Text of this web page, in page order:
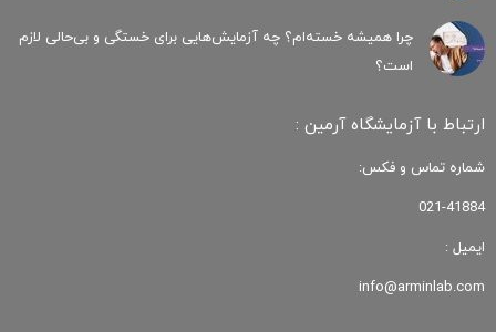
چرا همیشه خسته‌ام؟ چه آزمایش‌هایی برای خستگی و بی‌حالی لازم
است؟
ارتباط با آزمایشگاه آرمین :
شماره تماس و فکس:
021-41884
ایمیل :
info@arminlab.com